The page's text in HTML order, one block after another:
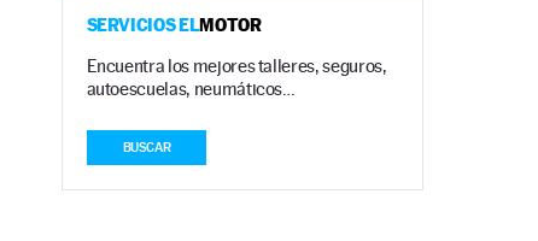
SERVICIOS ELMOTOR
Encuentra los mejores talleres, seguros,
autoescuelas, neumáticos…
BUSCAR